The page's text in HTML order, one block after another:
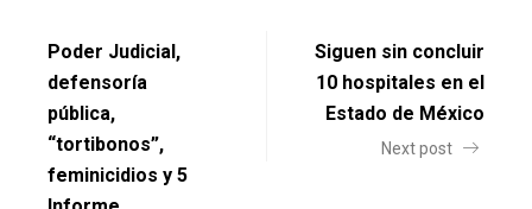
Poder Judicial,
defensoría
pública,
“tortibonos”,
feminicidios y 5
Siguen sin concluir
10 hospitales en el
Estado de México
Next post